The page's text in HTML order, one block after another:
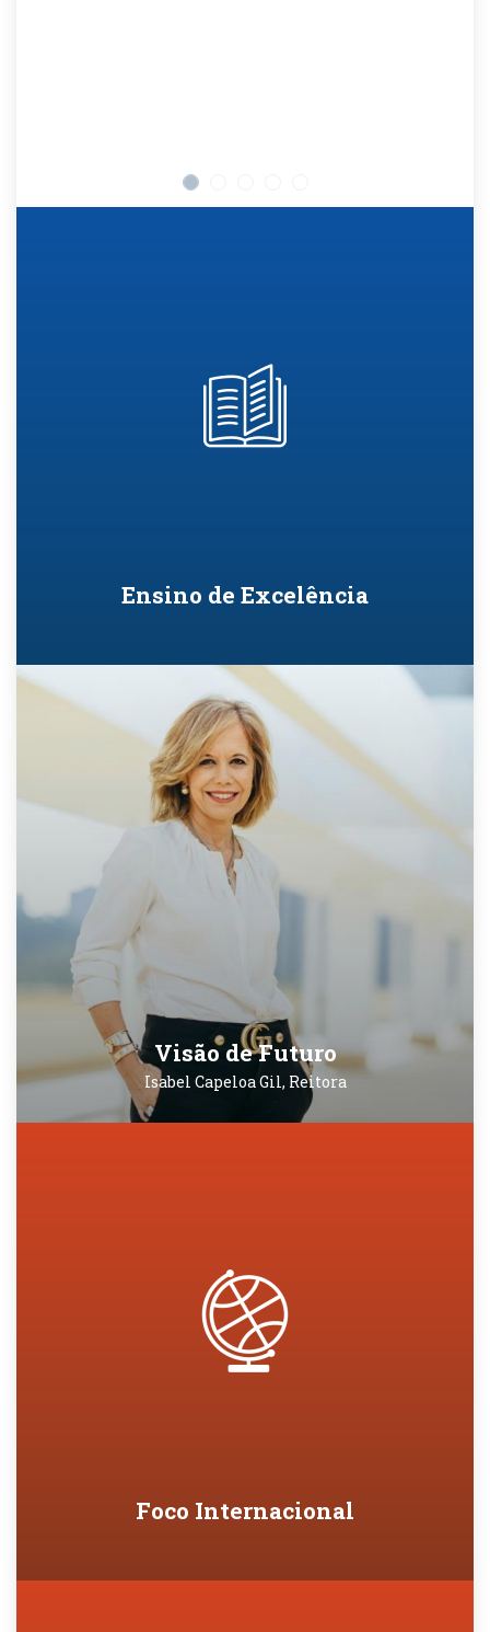
Ensino de Excelência
Visão de Futuro
Isabel Capeloa Gil, Reitora
Foco Internacional